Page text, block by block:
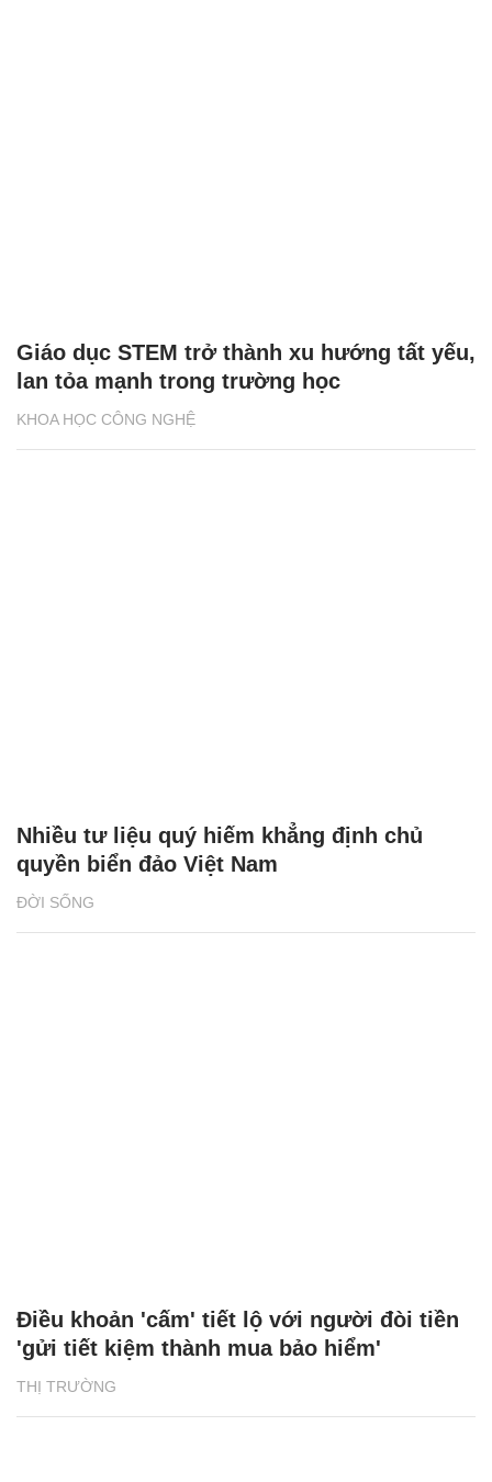
KHOA HỌC CÔNG NGHỆ
Giáo dục STEM trở thành xu hướng tất yếu,
lan tỏa mạnh trong trường học
ĐỜI SỐNG
Nhiều tư liệu quý hiếm khẳng định chủ
quyền biển đảo Việt Nam
THỊ TRƯỜNG
Điều khoản 'cấm' tiết lộ với người đòi tiền
'gửi tiết kiệm thành mua bảo hiểm'